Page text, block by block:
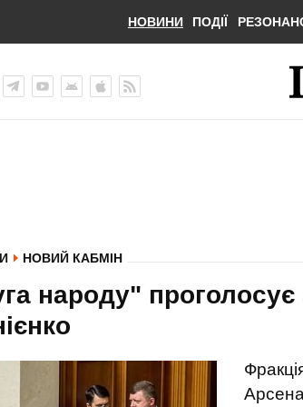
НОВИНИ ПОДІЇ
НОВИЙ КАБМІН
народу" проголосує
Арсена